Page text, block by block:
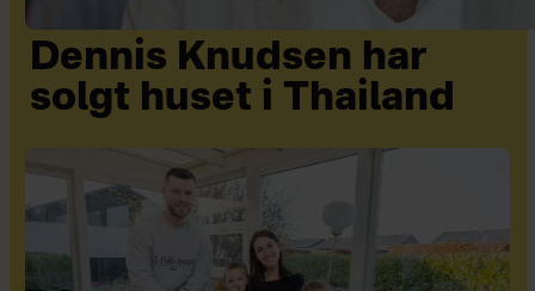
Dennis Knudsen har
solgt huset i Thailand